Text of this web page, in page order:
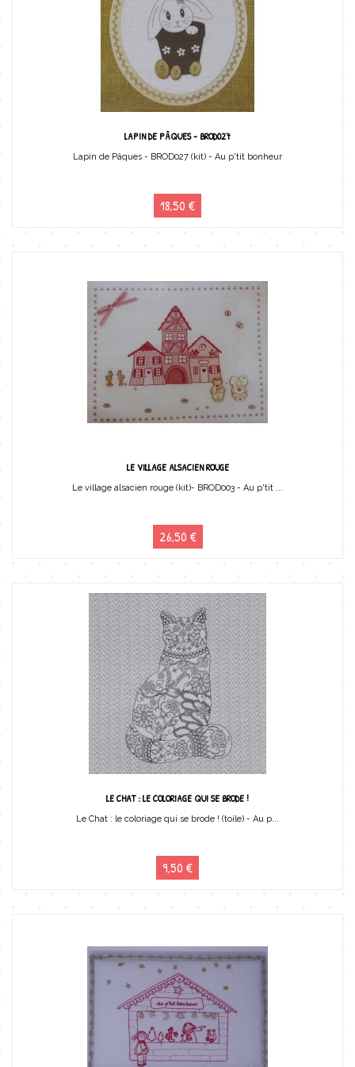
LAPIN DE PÂQUES - BROD027
Lapin de Pâques - BROD027 (kit) - Au p'tit bonheur
18,50 €
LE VILLAGE ALSACIEN ROUGE
Le village alsacien rouge (kit)- BROD003 - Au p'tit ...
26,50 €
LE CHAT : LE COLORIAGE QUI SE BRODE !
Le Chat : le coloriage qui se brode ! (toile) - Au p...
9,50 €